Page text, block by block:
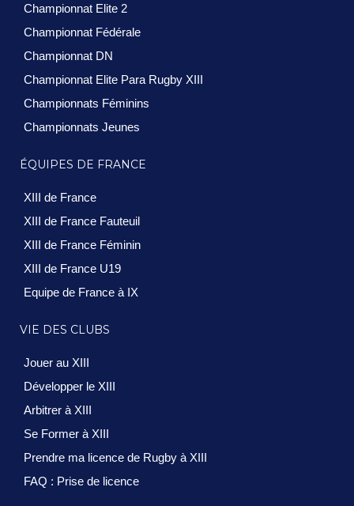
Championnat Elite 2
Championnat Fédérale
Championnat DN
Championnat Elite Para Rugby XIII
Championnats Féminins
Championnats Jeunes
ÉQUIPES DE FRANCE
XIII de France
XIII de France Fauteuil
XIII de France Féminin
XIII de France U19
Equipe de France à IX
VIE DES CLUBS
Jouer au XIII
Développer le XIII
Arbitrer à XIII
Se Former à XIII
Prendre ma licence de Rugby à XIII
FAQ : Prise de licence